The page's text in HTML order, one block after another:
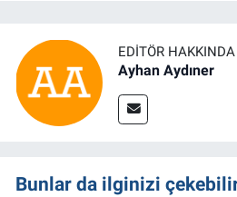
EDITÖR HAKKINDA
Ayhan Aydıner
Bunlar da ilginizi